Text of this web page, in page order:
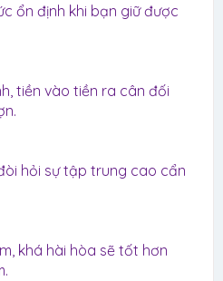
ổn định khi bạn giữ được
tiền vào tiền ra cân đối
hỏi sự tập trung cao cẩn
khá hài hòa sẽ tốt hơn